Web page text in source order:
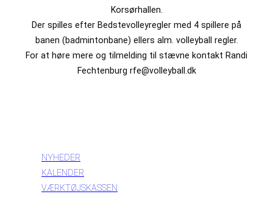
Korsørhallen.
Der spilles efter Bedstevolleyregler med 4 spillere på
banen (badmintonbane) ellers alm. volleyball regler.
For at høre mere og tilmelding til stævne kontakt Randi
Fechtenburg rfe@volleyball.dk
NYHEDER
KALENDER
VÆRKTØJSKASSEN